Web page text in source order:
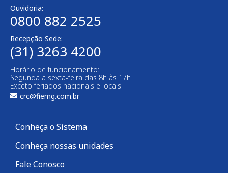
Ouvidoria:
0800 882 2525
Recepção Sede:
(31) 3263 4200
Horário de funcionamento:
Segunda a sexta-feira das 8h às 17h
Exceto feriados nacionais e locais.
crc@fiemg.com.br
Conheça o Sistema
Conheça nossas unidades
Fale Conosco